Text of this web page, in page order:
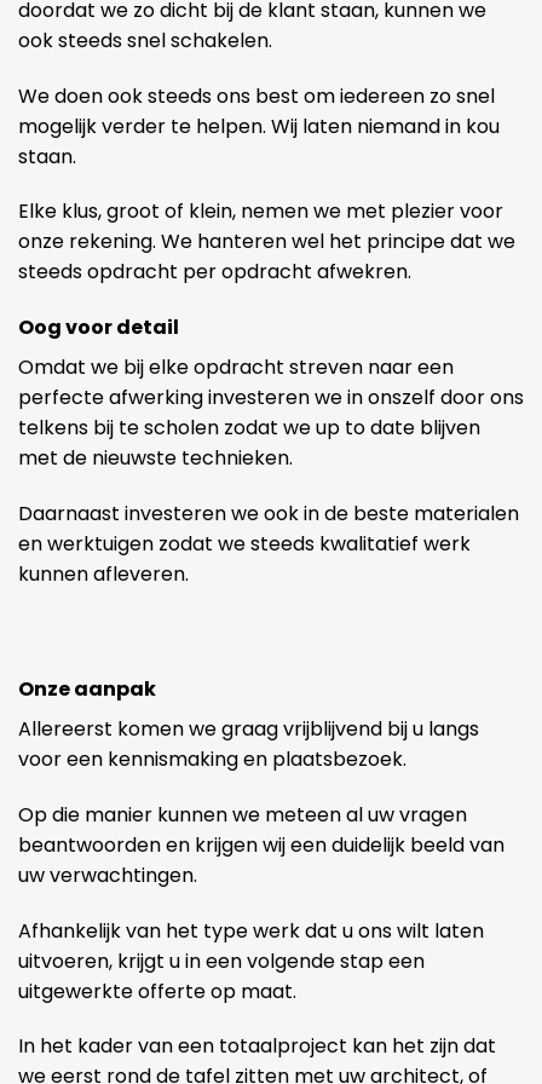
doordat we zo dicht bij de klant staan, kunnen we
ook steeds snel schakelen.
We doen ook steeds ons best om iedereen zo snel
mogelijk verder te helpen. Wij laten niemand in kou
staan.
Elke klus, groot of klein, nemen we met plezier voor
onze rekening. We hanteren wel het principe dat we
steeds opdracht per opdracht afwekren.
Oog voor detail
Omdat we bij elke opdracht streven naar een
perfecte afwerking investeren we in onszelf door ons
telkens bij te scholen zodat we up to date blijven
met de nieuwste technieken.
Daarnaast investeren we ook in de beste materialen
en werktuigen zodat we steeds kwalitatief werk
kunnen afleveren.
Onze aanpak
Allereerst komen we graag vrijblijvend bij u langs
voor een kennismaking en plaatsbezoek.
Op die manier kunnen we meteen al uw vragen
beantwoorden en krijgen wij een duidelijk beeld van
uw verwachtingen.
Afhankelijk van het type werk dat u ons wilt laten
uitvoeren, krijgt u in een volgende stap een
uitgewerkte offerte op maat.
In het kader van een totaalproject kan het zijn dat
we eerst rond de tafel zitten met uw architect, of